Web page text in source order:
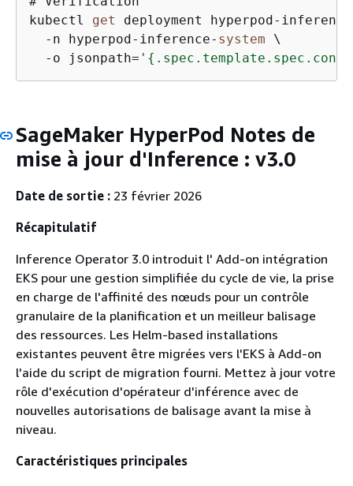
kubectl get deployment hyperpod- inference
- n hyperpod- inference- system \
- o jsonpath= ' {
SageMaker HyperPod Notes de
mise à jour d'Inference : v3.0
Date de sortie : 23 février 2026
Récapitulatif
Inference Operator 3.0 introduit l' Add-on intégration
EKS pour une gestion simplifiée du cycle de vie, la prise
en charge de l'affinité des nœuds pour un contrôle
granulaire de la planification et un meilleur balisage
des ressources. Les Helm-based installations
existantes peuvent être migrées vers l'EKS à Add-on
l'aide du script de migration fourni. Mettez à jour votre
rôle d'exécution d'opérateur d'inférence avec de
nouvelles autorisations de balisage avant la mise à
niveau.
Caractéristiques principales